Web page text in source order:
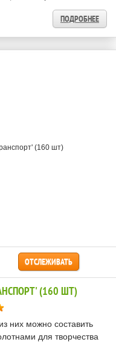
ПОДРОБНЕЕ
ОТСЛЕЖИВАТЬ
(160 ШТ)
них можно составить
для творчества